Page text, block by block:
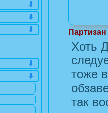
Партизан
Хоть
тоже
так